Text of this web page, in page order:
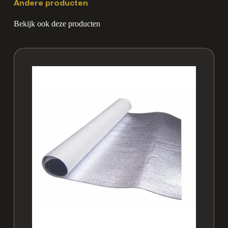
Andere producten
Bekijk ook deze producten